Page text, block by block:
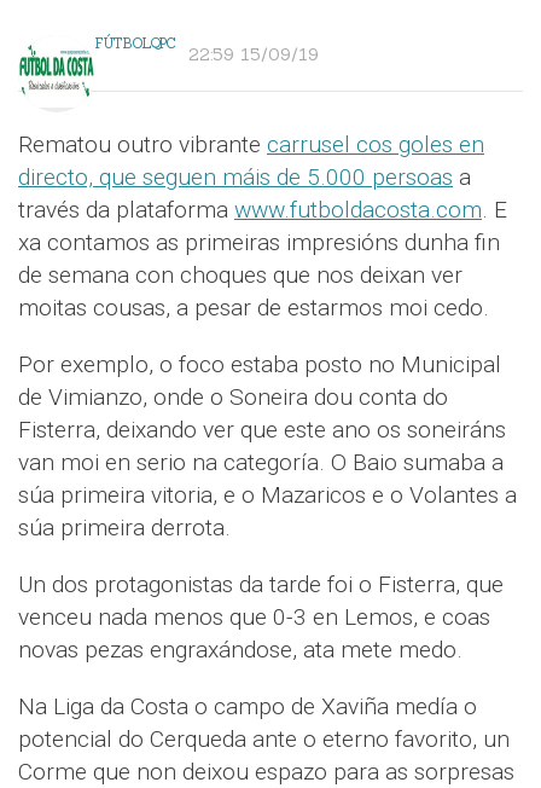
FÚTBOLQPC 22:59 15/09/19
Rematou outro vibrante carrusel cos goles en
directo, que seguen máis de 5.000 persoas a
través da plataforma www.futboldacosta.com. E
xa contamos as primeiras impresións dunha fin
de semana con choques que nos deixan ver
moitas cousas, a pesar de estarmos moi cedo.
Por exemplo, o foco estaba posto no Municipal
de Vimianzo, onde o Soneira dou conta do
Fisterra, deixando ver que este ano os soneiráns
van moi en serio na categoría. O Baio sumaba a
súa primeira vitoria, e o Mazaricos e o Volantes a
súa primeira derrota.
Un dos protagonistas da tarde foi o Fisterra, que
venceu nada menos que 0-3 en Lemos, e coas
novas pezas engraxándose, ata mete medo.
Na Liga da Costa o campo de Xaviña medía o
potencial do Cerqueda ante o eterno favorito, un
Corme que non deixou espazo para as sorpresas